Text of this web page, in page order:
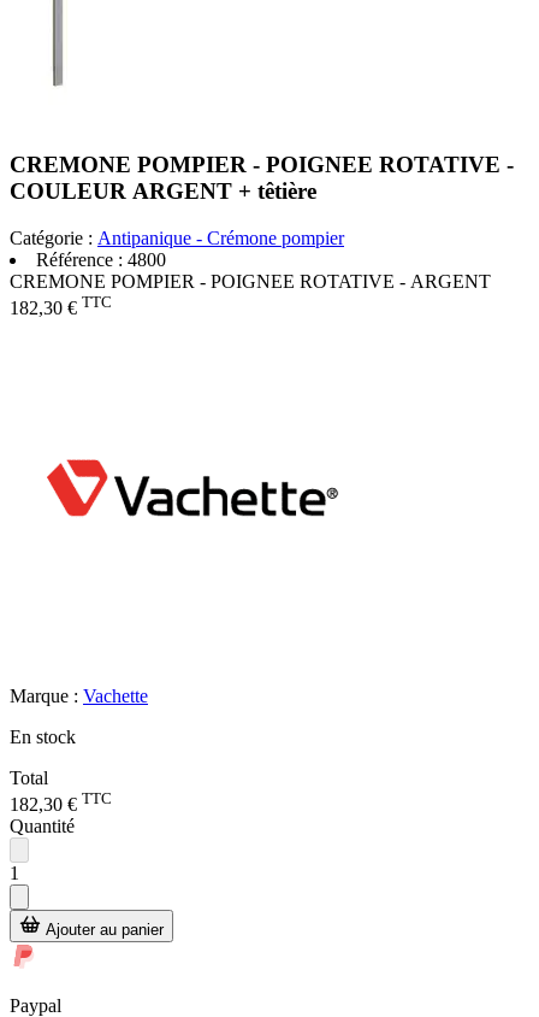
CREMONE POMPIER - POIGNEE ROTATIVE -
COULEUR ARGENT + têtière
Catégorie : Antipanique - Crémone pompier
Référence : 4800
CREMONE POMPIER - POIGNEE ROTATIVE - ARGENT
182,30 € TTC
Marque : Vachette
En stock
Total
182,30 € TTC
Quantité
1
Ajouter au panier
Paypal